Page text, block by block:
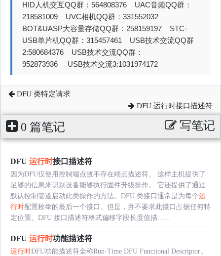
HID人机交互QQ群：564808376 UAC音频QQ群：
218581009 UVC相机QQ群：331552032
BOT&UASP大容量存储QQ群：258159197 STC-
USB单片机QQ群：315457461 USB技术交流QQ群
2:580684376 USB技术交流QQ群：
952873936 USB技术交流3:1031974172
DFU 类特定请求
DFU 运行时接口描述符
0 篇笔记 写笔记
DFU 运行时接口描述符
因为DFU仅使用控制端点故不存在端点描述符。 这样主机提供了
足够的信息来识别设备能够执行固件升级操作。 它还提供了通过
默认控制管道启动此类操作的方法。DFU 类接口通常是为每个运
行时配置枚举的最后一个接口。但是，并不要求此接口占据任何特
定位置。DFU 接口描述符格式偏移字段长度值描......
DFU 运行时功能描述符
运行时DFU功能描述符全称Run-Time DFU Functional Descriptor。